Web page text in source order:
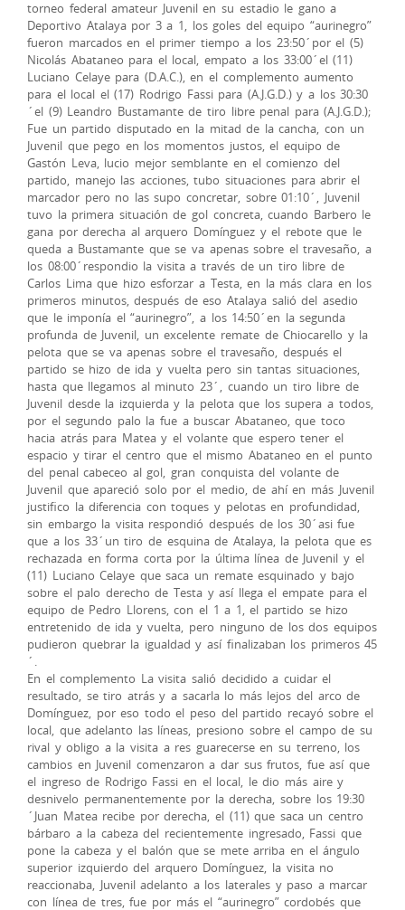
torneo federal amateur Juvenil en su estadio le gano a
Deportivo Atalaya por 3 a 1, los goles del equipo “aurinegro”
fueron marcados en el primer tiempo a los 23:50´por el (5)
Nicolás Abataneo para el local, empato a los 33:00´el (11)
Luciano Celaye para (D.A.C.), en el complemento aumento
para el local el (17) Rodrigo Fassi para (A.J.G.D.) y a los 30:30
´el (9) Leandro Bustamante de tiro libre penal para (A.J.G.D.);
Fue un partido disputado en la mitad de la cancha, con un
Juvenil que pego en los momentos justos, el equipo de
Gastón Leva, lucio mejor semblante en el comienzo del
partido, manejo las acciones, tubo situaciones para abrir el
marcador pero no las supo concretar, sobre 01:10´, Juvenil
tuvo la primera situación de gol concreta, cuando Barbero le
gana por derecha al arquero Domínguez y el rebote que le
queda a Bustamante que se va apenas sobre el travesaño, a
los 08:00´respondio la visita a través de un tiro libre de
Carlos Lima que hizo esforzar a Testa, en la más clara en los
primeros minutos, después de eso Atalaya salió del asedio
que le imponía el “aurinegro”, a los 14:50´en la segunda
profunda de Juvenil, un excelente remate de Chiocarello y la
pelota que se va apenas sobre el travesaño, después el
partido se hizo de ida y vuelta pero sin tantas situaciones,
hasta que llegamos al minuto 23´, cuando un tiro libre de
Juvenil desde la izquierda y la pelota que los supera a todos,
por el segundo palo la fue a buscar Abataneo, que toco
hacia atrás para Matea y el volante que espero tener el
espacio y tirar el centro que el mismo Abataneo en el punto
del penal cabeceo al gol, gran conquista del volante de
Juvenil que apareció solo por el medio, de ahí en más Juvenil
justifico la diferencia con toques y pelotas en profundidad,
sin embargo la visita respondió después de los 30´asi fue
que a los 33´un tiro de esquina de Atalaya, la pelota que es
rechazada en forma corta por la última línea de Juvenil y el
(11) Luciano Celaye que saca un remate esquinado y bajo
sobre el palo derecho de Testa y así llega el empate para el
equipo de Pedro Llorens, con el 1 a 1, el partido se hizo
entretenido de ida y vuelta, pero ninguno de los dos equipos
pudieron quebrar la igualdad y así finalizaban los primeros 45
´.
En el complemento La visita salió decidido a cuidar el
resultado, se tiro atrás y a sacarla lo más lejos del arco de
Domínguez, por eso todo el peso del partido recayó sobre el
local, que adelanto las líneas, presiono sobre el campo de su
rival y obligo a la visita a res guarecerse en su terreno, los
cambios en Juvenil comenzaron a dar sus frutos, fue así que
el ingreso de Rodrigo Fassi en el local, le dio más aire y
desnivelo permanentemente por la derecha, sobre los 19:30
´Juan Matea recibe por derecha, el (11) que saca un centro
bárbaro a la cabeza del recientemente ingresado, Fassi que
pone la cabeza y el balón que se mete arriba en el ángulo
superior izquierdo del arquero Domínguez, la visita no
reaccionaba, Juvenil adelanto a los laterales y paso a marcar
con línea de tres, fue por más el “aurinegro” cordobés que